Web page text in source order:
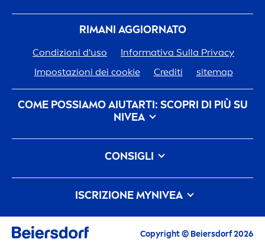
RIMANI AGGIORNATO
Condizioni d'uso
Informativa Sulla Privacy
Impostazioni dei cookie
Crediti sitemap
COME POSSIAMO AIUTARTI: SCOPRI DI PIÙ SU
NIVEA
Storia del Marchio
Opportunità di Lavoro in Beiersdorf
L'impegno DiNiveaPer Il Nostro Pianeta
FAQ
Contattaci
CONSIGLI
Come eliminare le macchie scure sulla pelle: cause,
cura e prevenzione
ISCRIZIONE MYNIVEA
Iscriviti alla Community MyNIVEAper ricevere
contenuti esclusivi e personalizzati in base ai
Copyright © Beiersdorf 2026